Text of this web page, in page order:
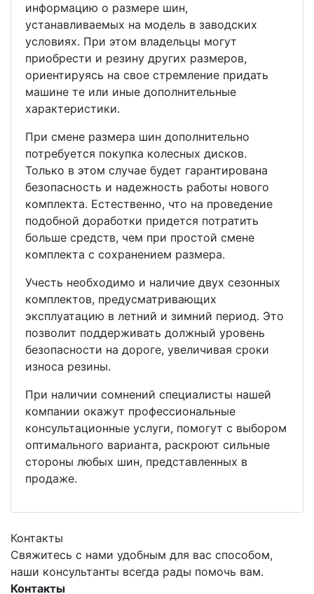
информацию о размере шин,
устанавливаемых на модель в заводских
условиях. При этом владельцы могут
приобрести и резину других размеров,
ориентируясь на свое стремление придать
машине те или иные дополнительные
характеристики.
При смене размера шин дополнительно
потребуется покупка колесных дисков.
Только в этом случае будет гарантирована
безопасность и надежность работы нового
комплекта. Естественно, что на проведение
подобной доработки придется потратить
больше средств, чем при простой смене
комплекта с сохранением размера.
Учесть необходимо и наличие двух сезонных
комплектов, предусматривающих
эксплуатацию в летний и зимний период. Это
позволит поддерживать должный уровень
безопасности на дороге, увеличивая сроки
износа резины.
При наличии сомнений специалисты нашей
компании окажут профессиональные
консультационные услуги, помогут с выбором
оптимального варианта, раскроют сильные
стороны любых шин, представленных в
продаже.
Контакты
Свяжитесь с нами удобным для вас способом,
наши консультанты всегда рады помочь вам.
Контакты